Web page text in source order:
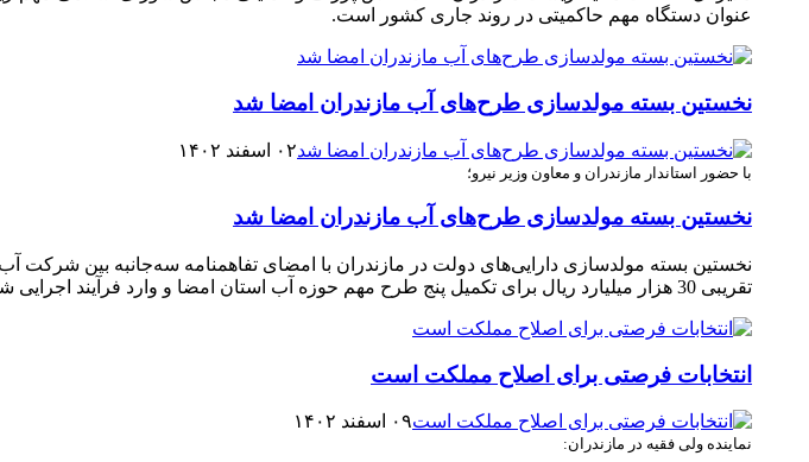
عنوان دستگاه مهم حاکمیتی در روند جاری کشور است.
نخستین بسته مولدسازی طرح‌های آب مازندران امضا شد
۰۲ اسفند ۱۴۰۲
با حضور استاندار مازندران و معاون وزیر نیرو؛
نخستین بسته مولدسازی طرح‌های آب مازندران امضا شد
تقریبی 30 هزار میلیارد ریال برای تکمیل پنج طرح مهم حوزه آب استان امضا و وارد فرآیند اجرایی شد. ‎
انتخابات فرصتی برای اصلاح مملکت است
۰۹ اسفند ۱۴۰۲
نماینده ولی فقیه در مازندران: